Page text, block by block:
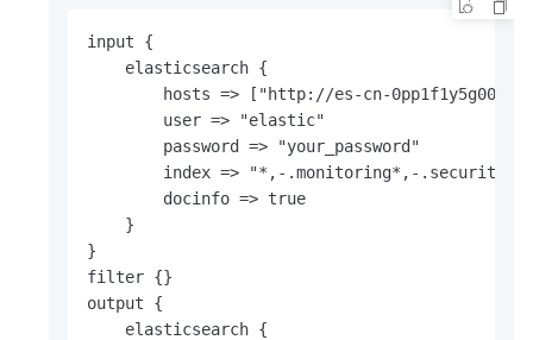
input {
    elasticsearch {
hosts => ["http://es-cn-
        user => "elastic"
        password => "your_password"
index => "*,-.monitoring*,-
        docinfo => true
    }
}
filter {}
output {
    elasticsearch {